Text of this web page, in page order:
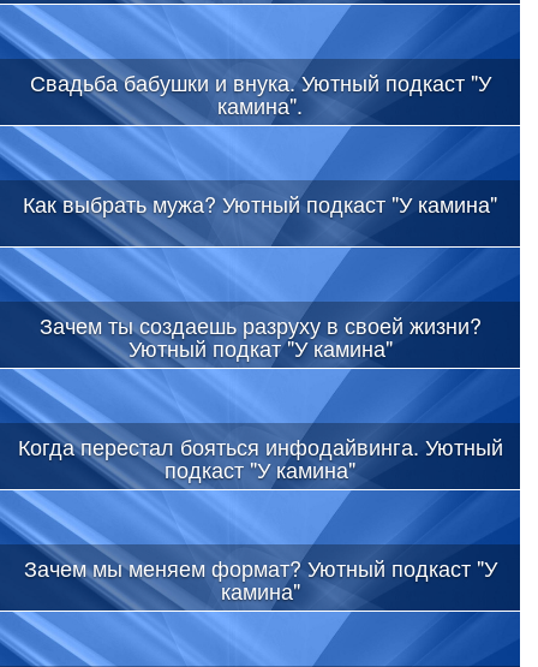
Свадьба бабушки и внука. Уютный подкаст "У
камина".
Как выбрать мужа? Уютный подкаст "У камина"
Зачем ты создаешь разруху в своей жизни?
Уютный подкат "У камина"
Когда перестал бояться инфодайвинга. Уютный
подкаст "У камина"
Зачем мы меняем формат? Уютный подкаст "У
камина"